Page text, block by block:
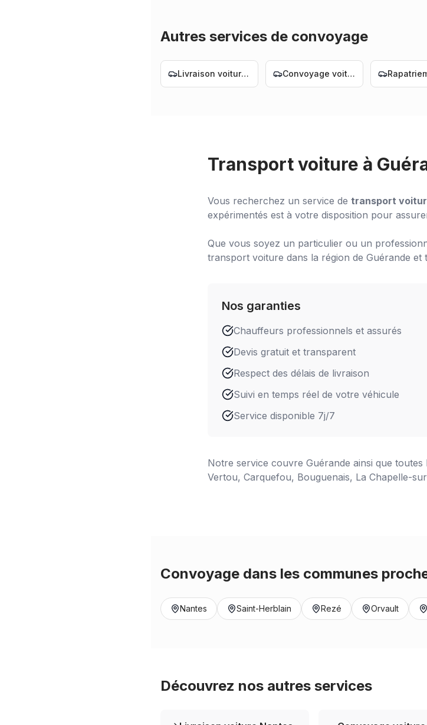
Autres services de convoyage
Livraison voiture Nantes Convoyage voiture Nantes
Transport voiture à
Vous recherchez un service de transport
expérimentés est à votre disposition pour
Que vous soyez un particulier ou un
transport voiture dans la région de Guérande et
Nos garanties
Chauffeurs professionnels et assurés
Devis gratuit et transparent
Respect des délais de livraison
Suivi en temps réel de votre véhicule
Service disponible 7j/7
Notre service couvre Guérande ainsi que toutes
Vertou, Carquefou, Bouguenais, La Chapelle-
Convoyage dans les communes
Nantes Saint-Herblain Rezé Orvault
Découvrez nos autres services